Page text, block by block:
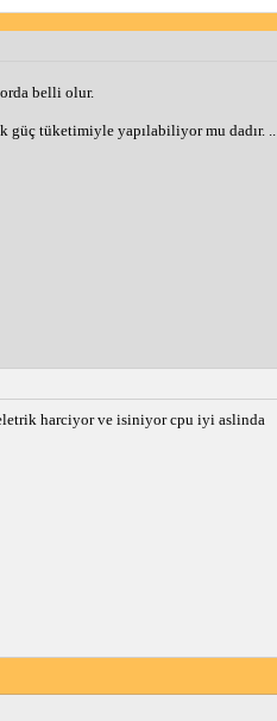
belli olur.
güç tüketimiyle yapılabiliyor mu dadır. ..
harciyor ve isiniyor cpu iyi aslinda